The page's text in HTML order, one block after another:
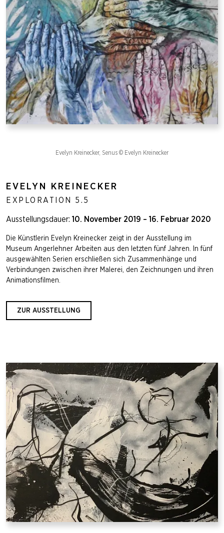
Evelyn Kreinecker, Senus © Evelyn Kreinecker
EVELYN KREINECKER
EXPLORATION 5.5
Ausstellungsdauer: 10. November 2019 – 16. Februar 2020
Die Künstlerin Evelyn Kreinecker zeigt in der Ausstellung im
Museum Angerlehner Arbeiten aus den letzten fünf Jahren. In fünf
ausgewählten Serien erschließen sich Zusammenhänge und
Verbindungen zwischen ihrer Malerei, den Zeichnungen und ihren
Animationsfilmen.
ZUR AUSSTELLUNG